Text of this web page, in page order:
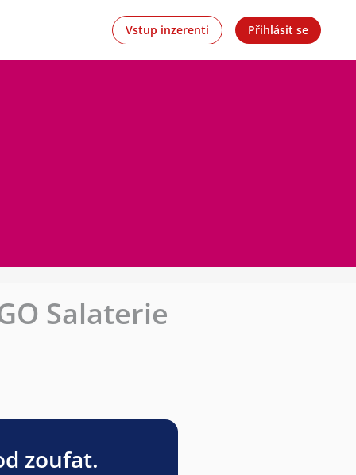
Vstup inzerenti Přihlásit se
Salaterie
zoufat.